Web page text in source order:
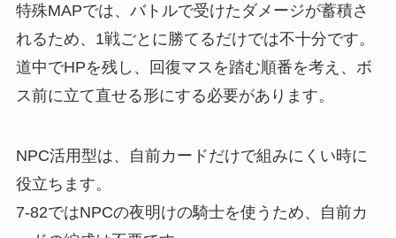
特殊MAPでは、バトルで受けたダメージが蓄積さ
れるため、1戦ごとに勝てるだけでは不十分です。
道中でHPを残し、回復マスを踏む順番を考え、ボ
ス前に立て直せる形にする必要があります。
NPC活用型は、自前カードだけで組みにくい時に
役立ちます。
7-82ではNPCの夜明けの騎士を使うため、自前カ